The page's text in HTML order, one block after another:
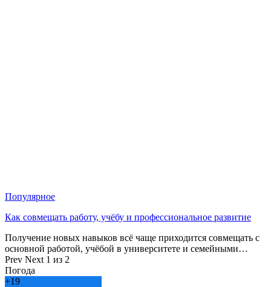
Популярное
Как совмещать работу, учёбу и профессиональное развитие
Получение новых навыков всё чаще приходится совмещать с
основной работой, учёбой в университете и семейными…
Prev Next 1 из 2
Погода
+19